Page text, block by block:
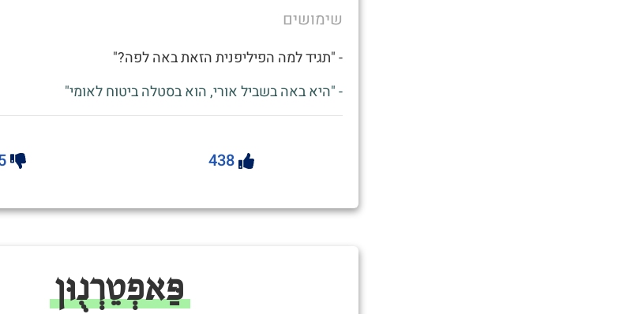
שימושים
- "תגיד למה הפיליפנית הזאת באה לפה?"
- "היא באה בשביל אורי, הוא בסטלה ביטוח לאומי"
438
פַּאפְטֵרְנֻוּן